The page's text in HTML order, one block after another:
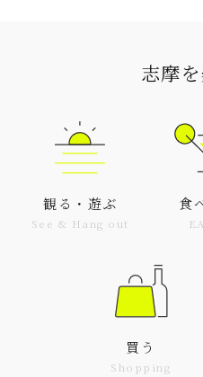
志摩
観る・遊ぶ
See & Hang out
食
買う
Shopping